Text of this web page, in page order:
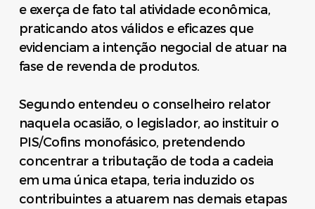
e exerça de fato tal atividade econômica,
praticando atos válidos e eficazes que
evidenciam a intenção negocial de atuar na
fase de revenda de produtos.
Segundo entendeu o conselheiro relator
naquela ocasião, o legislador, ao instituir o
PIS/Cofins monofásico, pretendendo
concentrar a tributação de toda a cadeia
em uma única etapa, teria induzido os
contribuintes a atuarem nas demais etapas